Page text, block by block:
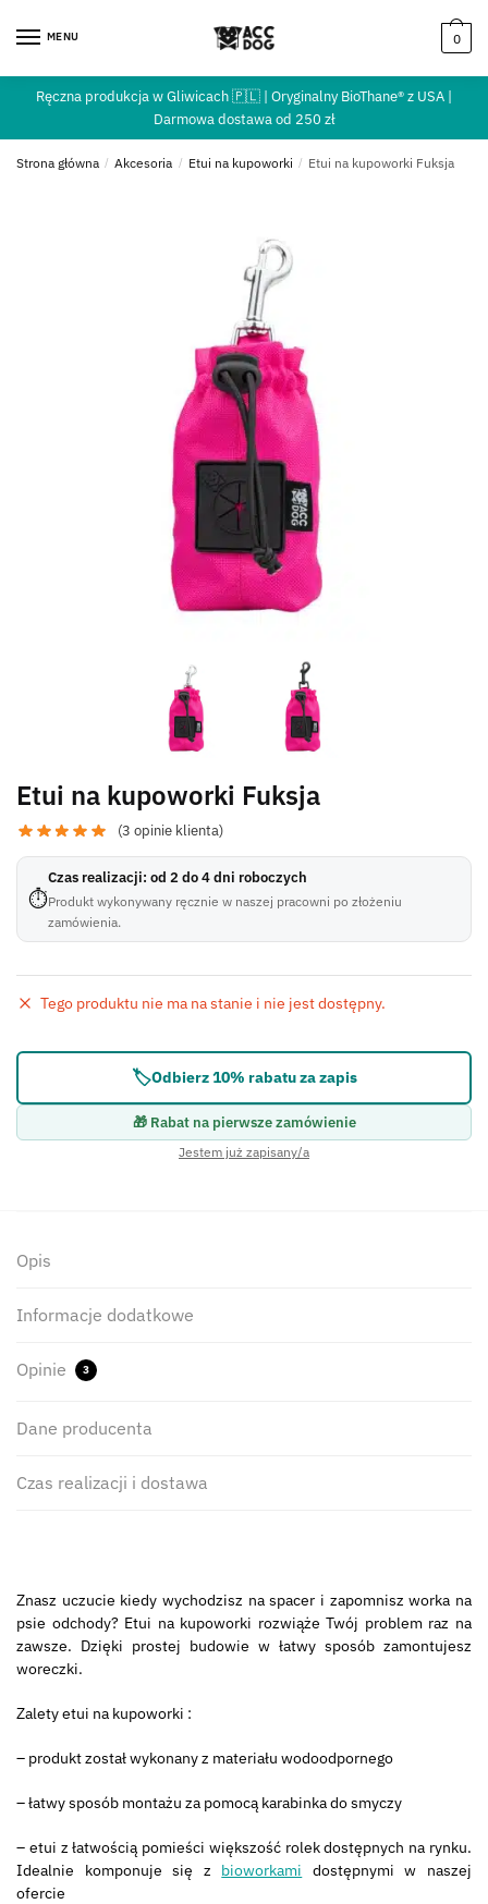
MENU 0
Ręczna produkcja w Gliwicach 🇵🇱 | Oryginalny BioThane® z USA |
Darmowa dostawa od 250 zł
Strona główna / Akcesoria / Etui na kupoworki / Etui na kupoworki Fuksja
Etui na kupoworki Fuksja
(3 opinie klienta)
⏱
Czas realizacji: od 2 do 4 dni roboczych
Produkt wykonywany ręcznie w naszej pracowni po złożeniu
zamówienia.
Tego produktu nie ma na stanie i nie jest dostępny.
🏷️Odbierz 10% rabatu za zapis
🎁 Rabat na pierwsze zamówienie
Jestem już zapisany/a
Opis
Informacje dodatkowe
Opinie 3
Dane producenta
Czas realizacji i dostawa
Znasz uczucie kiedy wychodzisz na spacer i zapomnisz worka na
psie odchody? Etui na kupoworki rozwiąże Twój problem raz na
zawsze. Dzięki prostej budowie w łatwy sposób zamontujesz
woreczki.
Zalety etui na kupoworki :
– produkt został wykonany z materiału wodoodpornego
– łatwy sposób montażu za pomocą karabinka do smyczy
– etui z łatwością pomieści większość rolek dostępnych na rynku.
Idealnie komponuje się z bioworkami dostępnymi w naszej
ofercie